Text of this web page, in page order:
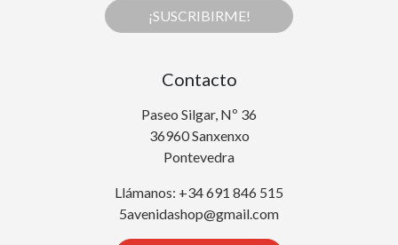
¡SUSCRIBIRME!
Contacto
Paseo Silgar, Nº 36
36960 Sanxenxo
Pontevedra
Llámanos: +34 691 846 515
5avenidashop@gmail.com